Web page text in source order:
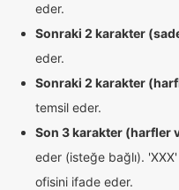
eder.
Sonraki 2 karakter
eder.
Sonraki 2 karakter
temsil eder.
Son 3 karakter (harfler
eder (isteğe bağlı).
ofisini ifade eder.